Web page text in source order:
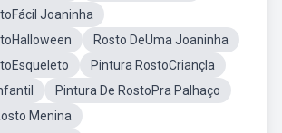
Joaninha
Rosto DeUma Joaninha
Pintura RostoCriançla
Pintura De RostoPra Palhaço
Menina